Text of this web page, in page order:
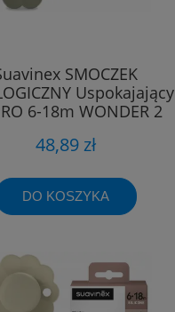
SMOCZEK
Uspokajający
6-18m WONDER 2
48,89 zł
DO KOSZYKA